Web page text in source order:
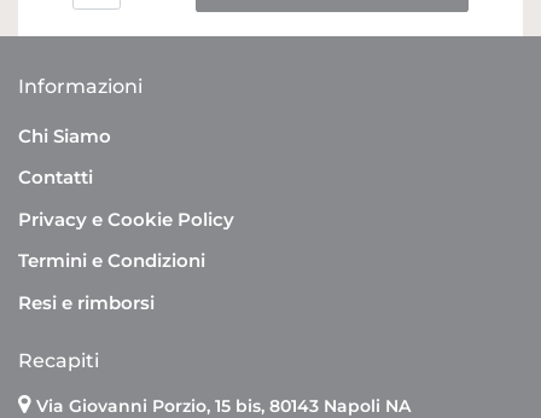
Informazioni
Chi Siamo
Contatti
Privacy e Cookie Policy
Termini e Condizioni
Resi e rimborsi
Recapiti
Via Giovanni Porzio, 15 bis, 80143 Napoli NA